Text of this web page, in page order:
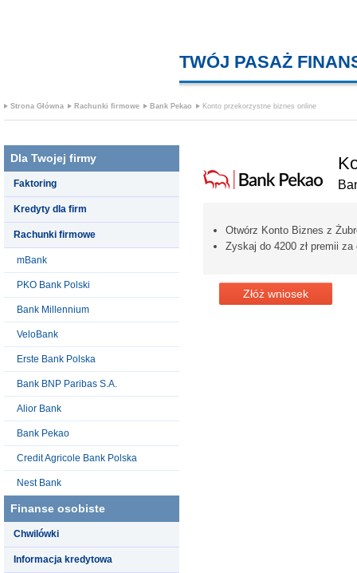
TWÓJ PASAŻ
Strona Główna Rachunki firmowe Bank Pekao Konto przekorzystne biznes online
Dla Twojej firmy
Faktoring
Kredyty dla firm
Rachunki firmowe
mBank
PKO Bank Polski
Bank Millennium
VeloBank
Erste Bank Polska
Bank BNP Paribas S.A.
Alior Bank
Bank Pekao
Credit Agricole Bank Polska
Nest Bank
Finanse osobiste
Chwilówki
Informacja kredytowa
Otwórz Konto Biznes z
Zyskaj do 4200 zł premii
Złóż wniosek